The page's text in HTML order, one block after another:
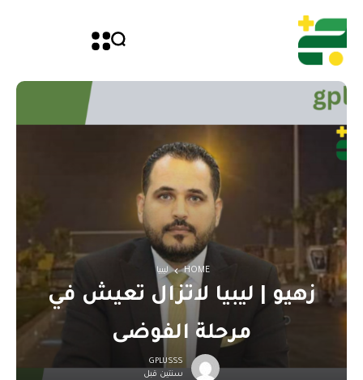
HOME ليبيا
زهيو | ليبيا لاتزال تعيش في
مرحلة الفوضى
GPLUSSS
سنتين قبل